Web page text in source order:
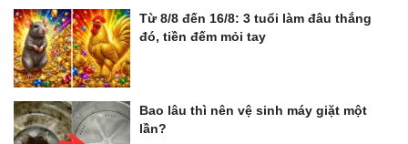
Từ 8/8 đến 16/8: 3 tuổi làm đâu thắng
đó, tiền đếm mỏi tay
Bao lâu thì nên vệ sinh máy giặt một
lần?